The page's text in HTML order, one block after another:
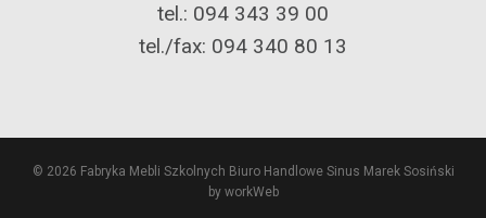
tel.: 094 343 39 00
tel./fax: 094 340 80 13
© 2026 Fabryka Mebli Szkolnych Biuro Handlowe Sinus Marek Sosiński
by workWeb